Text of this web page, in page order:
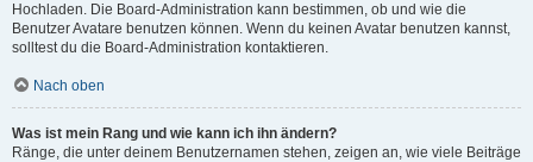
Hochladen. Die Board-Administration kann bestimmen, ob und wie die
Benutzer Avatare benutzen können. Wenn du keinen Avatar benutzen kannst,
solltest du die Board-Administration kontaktieren.
Nach oben
Was ist mein Rang und wie kann ich ihn ändern?
Ränge, die unter deinem Benutzernamen stehen, zeigen an, wie viele Beiträge